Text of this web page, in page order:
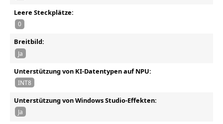
Leere Steckplätze:
0
Breitbild:
Ja
Unterstützung von KI-Datentypen auf NPU:
INT8
Unterstützung von Windows Studio-Effekten:
Ja